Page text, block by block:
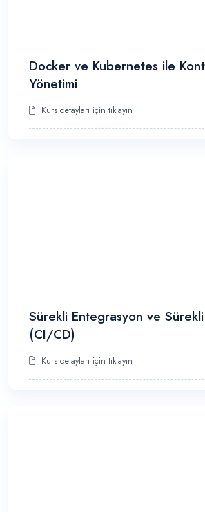
Docker ve Kubernetes ile
Yönetimi
Kurs detayları için tıklayın
Sürekli Entegrasyon ve Sürekli
(CI/CD)
Kurs detayları için tıklayın